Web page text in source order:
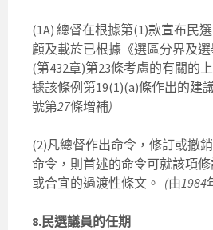
(1A) 總督在根據第(1)款宣布民
顧及載於已根據《選區分界及選
(第432章)第23條考慮的有關的
據該條例第19(1)(a)條作出的建
號第27條增補)
(2)凡總督作出命令，修訂或撤
命令，則首述的命令可就該項
或合宜的過渡性條文。 (由1984
8.民選議員的任期